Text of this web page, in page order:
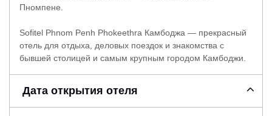
Пномпене.
Sofitel Phnom Penh Phokeethra Камбоджа — прекрасный
отель для отдыха, деловых поездок и знакомства с
бывшей столицей и самым крупным городом Камбоджи.
Дата открытия отеля